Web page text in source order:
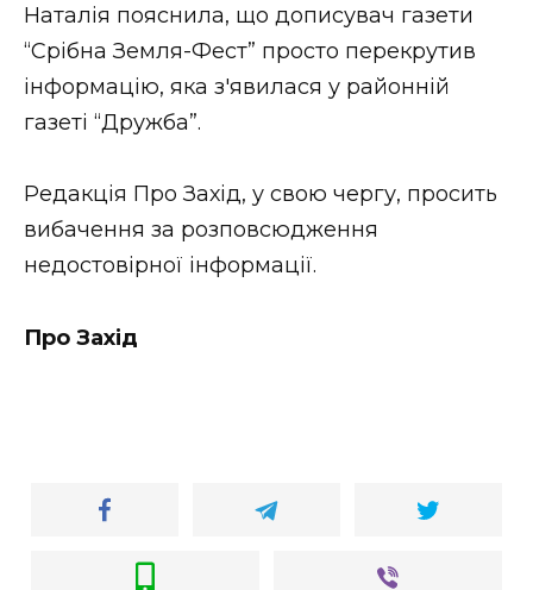
Наталія пояснила, що дописувач газети
“Срібна Земля-Фест” просто перекрутив
інформацію, яка з'явилася у районній
газеті “Дружба”.
Редакція Про Захід, у свою чергу, просить
вибачення за розповсюдження
недостовірної інформації.
Про Захід